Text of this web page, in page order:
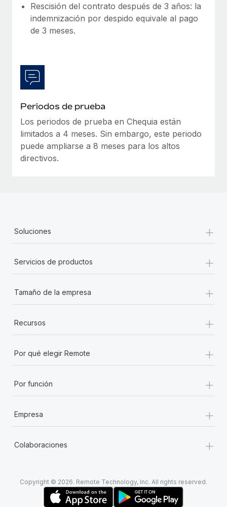
Rescisión del contrato después de 3 años: la
indemnización por despido equivale al pago
de 3 meses.
Periodos de prueba
Los periodos de prueba en Chequia están
limitados a 4 meses. Sin embargo, este periodo
puede ampliarse a 8 meses para los altos
directivos.
Soluciones +
Servicios de productos +
Tamaño de la empresa +
Recursos +
Por qué elegir Remote +
Por función +
Empresa +
Colaboraciones +
Copyright © 2026. Remote Technology, Inc. All rights reserved.